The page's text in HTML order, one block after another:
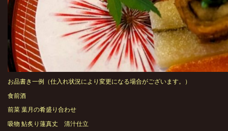
お品書き一例（仕入れ状況により変更になる場合がございます。）
食前酒
前菜 葉月の肴盛り合わせ
吸物 鮎炙り蓮真丈 清汁仕立